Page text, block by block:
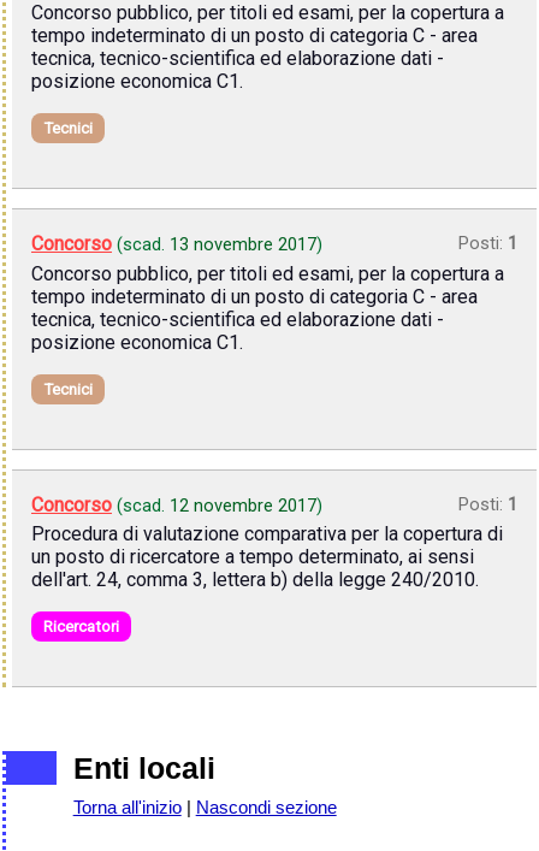
Concorso pubblico, per titoli ed esami, per la copertura a
tempo indeterminato di un posto di categoria C - area
tecnica, tecnico-scientifica ed elaborazione dati -
posizione economica C1.
Tecnici
Concorso (scad. 13 novembre 2017) Posti: 1
Concorso pubblico, per titoli ed esami, per la copertura a
tempo indeterminato di un posto di categoria C - area
tecnica, tecnico-scientifica ed elaborazione dati -
posizione economica C1.
Tecnici
Concorso (scad. 12 novembre 2017) Posti: 1
Procedura di valutazione comparativa per la copertura di
un posto di ricercatore a tempo determinato, ai sensi
dell'art. 24, comma 3, lettera b) della legge 240/2010.
Ricercatori
Enti locali
Torna all'inizio| Nascondi sezione